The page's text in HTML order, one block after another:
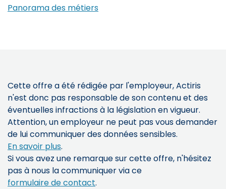
Panorama des métiers
Cette offre a été rédigée par l'employeur, Actiris
n'est donc pas responsable de son contenu et des
éventuelles infractions à la législation en vigueur.
Attention, un employeur ne peut pas vous demander
de lui communiquer des données sensibles.
En savoir plus.
Si vous avez une remarque sur cette offre, n'hésitez
pas à nous la communiquer via ce
formulaire de contact.